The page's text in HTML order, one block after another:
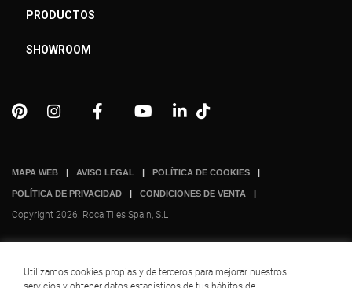
PRODUCTOS
SHOWROOM
MAPA WEB AVISO LEGAL POLÍTICA DE COOKIES
POLÍTICA DE PRIVACIDAD CONDICIONES DE VENTA
Copyright 2026. Roca Tiles Spain, S.L
Utilizamos cookies propias y de terceros para mejorar nuestros